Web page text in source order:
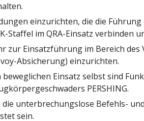
einzurichten, die die
Staffel im QRA-Einsatz verbinden
Einsatzführung im Bereich des
Absicherung) einzurichten.
Einsatz selbst sind
PERSHING.
unterbrechungslose Befehls-
sein.